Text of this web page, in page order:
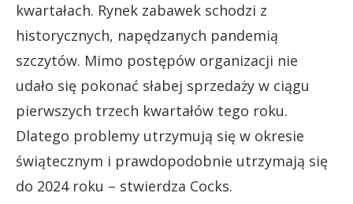
kwartałach. Rynek zabawek schodzi z
historycznych, napędzanych pandemią
szczytów. Mimo postępów organizacji nie
udało się pokonać słabej sprzedaży w ciągu
pierwszych trzech kwartałów tego roku.
Dlatego problemy utrzymują się w okresie
świątecznym i prawdopodobnie utrzymają się
do 2024 roku – stwierdza Cocks.